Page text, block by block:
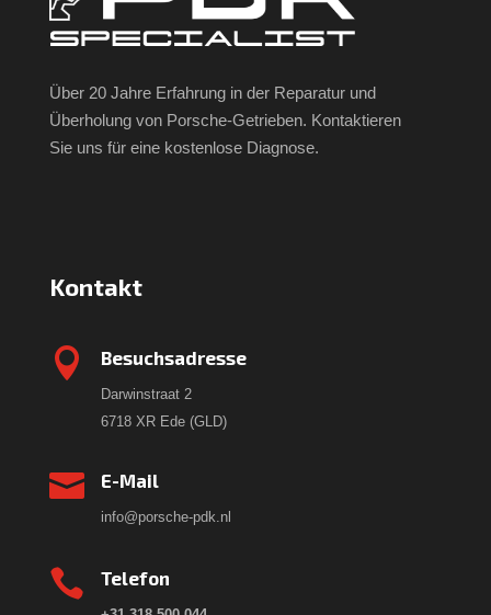
Über 20 Jahre Erfahrung in der Reparatur und
Überholung von Porsche-Getrieben. Kontaktieren
Sie uns für eine kostenlose Diagnose.
Kontakt
 Besuchsadresse
Darwinstraat 2
6718 XR Ede (GLD)
 E-Mail
info@porsche-pdk.nl
 Telefon